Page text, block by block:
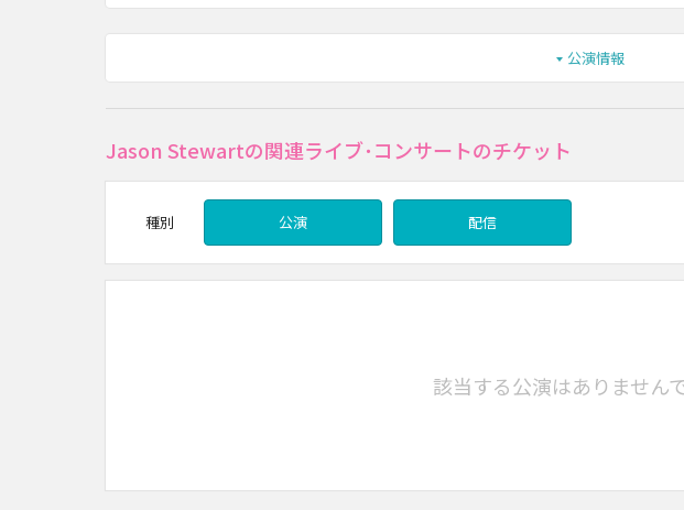
公演情報
Jason Stewartの関連ライブ･コンサートのチケット
種別 公演 配信
該当する公演はありません